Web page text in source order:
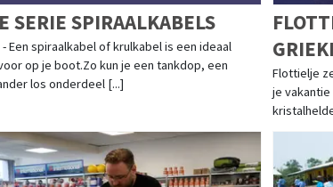
SERIE SPIRAALKABELS
- Een spiraalkabel of krulkabel is een ideaal
op je boot.Zo kun je een tankdop, een
los onderdeel [...]
Flottielje
je